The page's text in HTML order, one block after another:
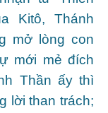
Kitô, Thánh
mở lòng con
mới mẻ đích
Thần ấy thì
lời than trách;